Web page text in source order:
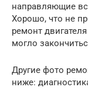
направляющие
Хорошо, что не
ремонт
могло
Другие фото
ниже: